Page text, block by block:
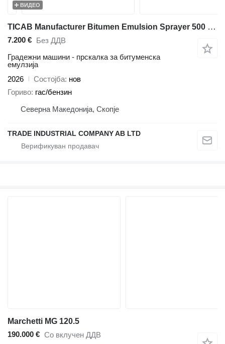
ВИДЕО
TICAB Manufacturer Bitumen Emulsion Sprayer 500 L / Bitumen Spreader
7.200 € Без ДДВ
Градежни машини - прскалка за битуменска
емулзија
2026
Состојба нов
Гориво гас/бензин
Северна Македонија, Скопје
TRADE INDUSTRIAL COMPANY AB LTD
Marchetti MG 120.5
190.000 € Со вклучен ДДВ